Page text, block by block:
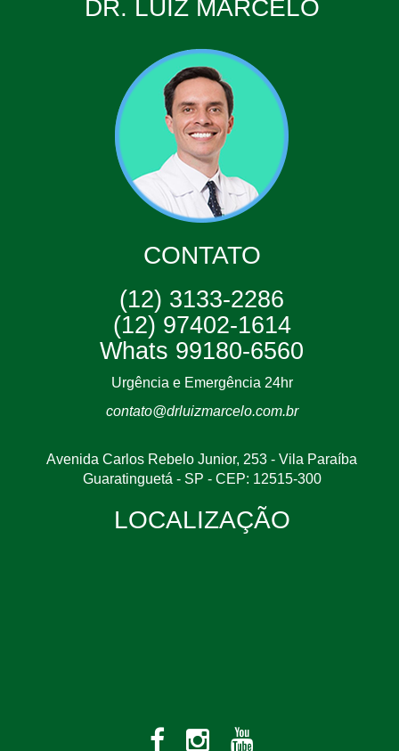
DR. LUIZ MARCELO
CONTATO
(12) 3133-2286
(12) 97402-1614
Whats 99180-6560
Urgência e Emergência 24hr
contato@drluizmarcelo.com.br
Avenida Carlos Rebelo Junior, 253 - Vila Paraíba
Guaratinguetá - SP - CEP: 12515-300
LOCALIZAÇÃO